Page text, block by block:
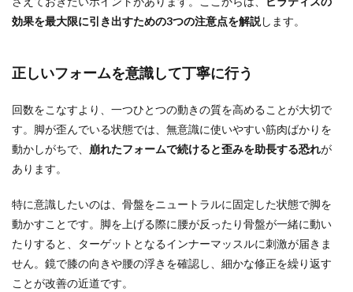
効果を最大限に引き出すための3つの注意点を解説します。
正しいフォームを意識して丁寧に行う
回数をこなすより、一つひとつの動きの質を高めることが大切で
す。脚が歪んでいる状態では、無意識に使いやすい筋肉ばかりを
動かしがちで、
崩れたフォームで続けると歪みを助長する恐れが
あります。
特に意識したいのは、骨盤をニュートラルに固定した状態で脚を
動かすことです。脚を上げる際に腰が反ったり骨盤が一緒に動い
たりすると、ターゲットとなるインナーマッスルに刺激が届きま
せん。鏡で膝の向きや腰の浮きを確認し、細かな修正を繰り返す
ことが改善の近道です。